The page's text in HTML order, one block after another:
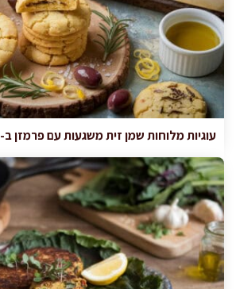
עוגיות מלוחות שמן זית משגעות עם פרמזן ב-25 דקות